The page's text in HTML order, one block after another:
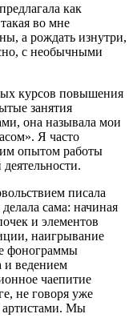
как
во мне
а рождать изнутри,
с необычными
курсов повышения
занятия
она называла мои
Я часто
опытом работы
писала
сама: начиная
и элементов
наигрывание
фонограммы
и ведением
чаепитие
не говоря уже
артистами. Мы